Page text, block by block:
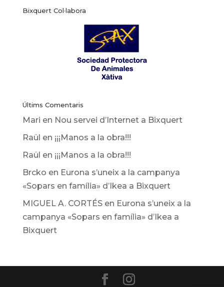
noticies
Bixquert Col·labora
Últims Comentaris
Mari en Nou servei d’Internet a Bixquert
Raül en ¡¡¡Manos a la obra!!!
Raül en ¡¡¡Manos a la obra!!!
Brcko en Eurona s’uneix a la campanya
«Sopars en família» d’Ikea ​​a Bixquert
MIGUEL A. CORTÉSen Eurona s’uneix a la
campanya «Sopars en família» d’Ikea ​​a
Bixquert